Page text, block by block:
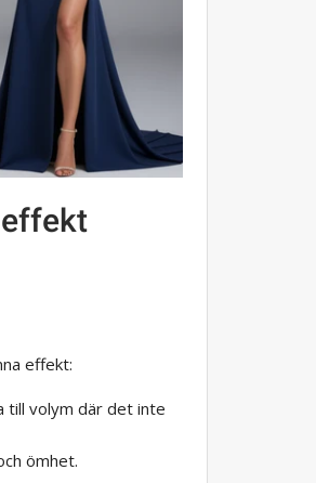
effekt:
till volym där det inte
ömhet.